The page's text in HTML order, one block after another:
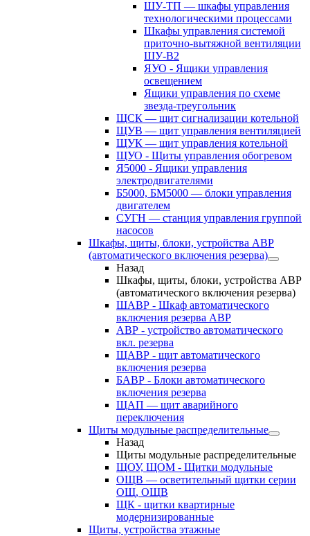
ШУ-ТП — шкафы управления
технологическими процессами
Шкафы управления системой
приточно-вытяжной вентиляции
ШУ-В2
ЯУО - Ящики управления
освещением
Ящики управления по схеме
звезда-треугольник
ЩСК — щит сигнализации котельной
ЩУВ — щит управления вентиляцией
ЩУК — щит управления котельной
ЩУО - Щиты управления обогревом
Я5000 - Ящики управления
электродвигателями
Б5000, БМ5000 — блоки управления
двигателем
СУГН — станция управления группой
насосов
Шкафы, щиты, блоки, устройства АВР
(автоматического включения резерва)
Назад
Шкафы, щиты, блоки, устройства АВР
(автоматического включения резерва)
ШАВР - Шкаф автоматического
включения резерва АВР
АВР - устройство автоматического
вкл. резерва
ЩАВР - щит автоматического
включения резерва
БАВР - Блоки автоматического
включения резерва
ЩАП — щит аварийного
переключения
Щиты модульные распределительные
Назад
Щиты модульные распределительные
ЩОУ, ЩОМ - Щитки модульные
ОЩВ — осветительный щитки серии
ОЩ, ОЩВ
ЩК - щитки квартирные
модернизированные
Щиты, устройства этажные